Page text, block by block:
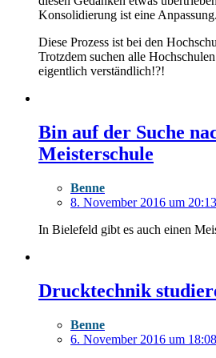
Konsolidierung ist eine
Diese Prozess ist bei den
Trotzdem suchen alle
eigentlich verständlich!?!
Bin auf der Suche
Meisterschule
Benne
8. November 2016 um 20:13
In Bielefeld gibt es auch einen
Drucktechnik
Benne
6. November 2016 um 18:08